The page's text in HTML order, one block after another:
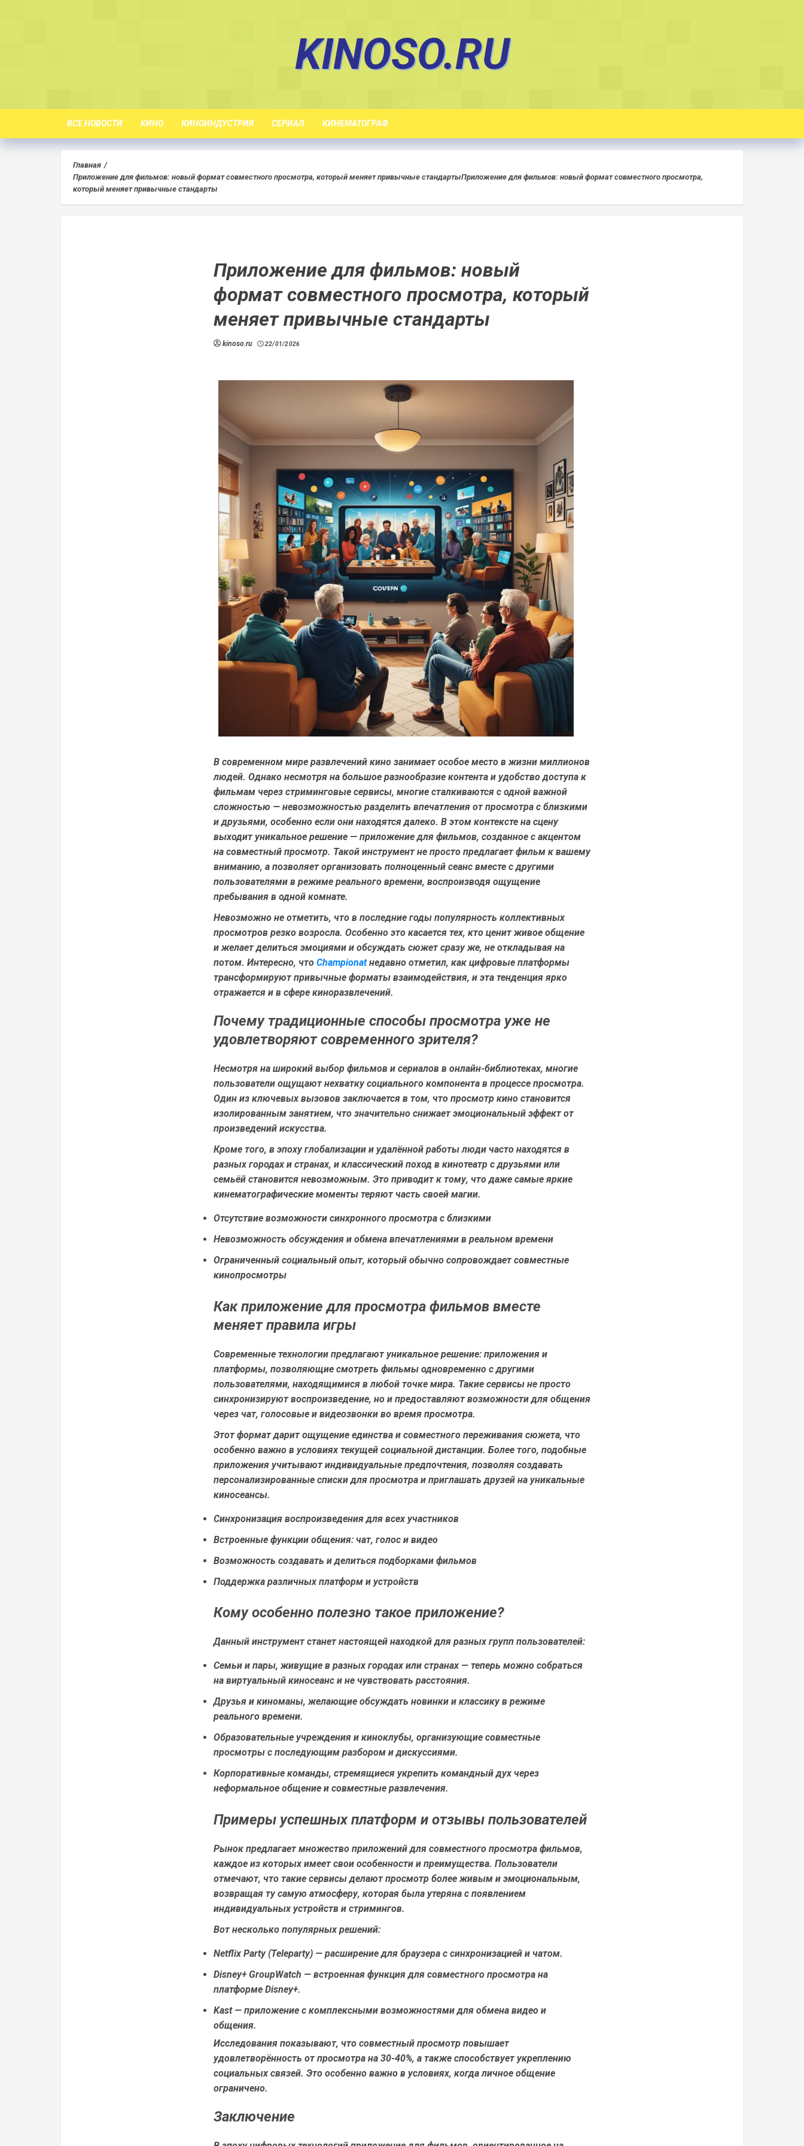
KINOSO.RU
ВСЕ НОВОСТИ КИНО КИНОИНДУСТРИЯ СЕРИАЛ КИНЕМАТОГРАФ
Главная
Приложение для фильмов: новый формат совместного просмотра, который меняет привычные стандартыПриложение для фильмов: новый формат совместного просмотра,
который меняет привычные стандарты
Приложение для фильмов: новый
формат совместного просмотра, который
меняет привычные стандарты
kinoso.ru 22/01/2026
В современном мире развлечений кино занимает особое место в жизни миллионов
людей. Однако несмотря на большое разнообразие контента и удобство доступа к
фильмам через стриминговые сервисы, многие сталкиваются с одной важной
сложностью — невозможностью разделить впечатления от просмотра с близкими
и друзьями, особенно если они находятся далеко. В этом контексте на сцену
выходит уникальное решение — приложение для фильмов, созданное с акцентом
на совместный просмотр. Такой инструмент не просто предлагает фильм к вашему
вниманию, а позволяет организовать полноценный сеанс вместе с другими
пользователями в режиме реального времени, воспроизводя ощущение
пребывания в одной комнате.
Невозможно не отметить, что в последние годы популярность коллективных
просмотров резко возросла. Особенно это касается тех, кто ценит живое общение
и желает делиться эмоциями и обсуждать сюжет сразу же, не откладывая на
потом. Интересно, что Championatнедавно отметил, как цифровые платформы
трансформируют привычные форматы взаимодействия, и эта тенденция ярко
отражается и в сфере киноразвлечений.
Почему традиционные способы просмотра уже не
удовлетворяют современного зрителя?
Несмотря на широкий выбор фильмов и сериалов в онлайн-библиотеках, многие
пользователи ощущают нехватку социального компонента в процессе просмотра.
Один из ключевых вызовов заключается в том, что просмотр кино становится
изолированным занятием, что значительно снижает эмоциональный эффект от
произведений искусства.
Кроме того, в эпоху глобализации и удалённой работы люди часто находятся в
разных городах и странах, и классический поход в кинотеатр с друзьями или
семьёй становится невозможным. Это приводит к тому, что даже самые яркие
кинематографические моменты теряют часть своей магии.
Отсутствие возможности синхронного просмотра с близкими
Невозможность обсуждения и обмена впечатлениями в реальном времени
Ограниченный социальный опыт, который обычно сопровождает совместные
кинопросмотры
Какприложение для просмотра фильмов вместе
меняет правила игры
Современные технологии предлагают уникальное решение: приложения и
платформы, позволяющие смотреть фильмы одновременно с другими
пользователями, находящимися в любой точке мира. Такие сервисы не просто
синхронизируют воспроизведение, но и предоставляют возможности для общения
через чат, голосовые и видеозвонки во время просмотра.
Этот формат дарит ощущение единства и совместного переживания сюжета, что
особенно важно в условиях текущей социальной дистанции. Более того, подобные
приложения учитывают индивидуальные предпочтения, позволяя создавать
персонализированные списки для просмотра и приглашать друзей на уникальные
киносеансы.
Синхронизация воспроизведения для всех участников
Встроенные функции общения: чат, голос и видео
Возможность создавать и делиться подборками фильмов
Поддержка различных платформ и устройств
Кому особенно полезно такое приложение?
Данный инструмент станет настоящей находкой для разных групп пользователей:
Семьи и пары, живущие в разных городах или странах — теперь можно собраться
на виртуальный киносеанс и не чувствовать расстояния.
Друзья и киноманы, желающие обсуждать новинки и классику в режиме
реального времени.
Образовательные учреждения и киноклубы, организующие совместные
просмотры с последующим разбором и дискуссиями.
Корпоративные команды, стремящиеся укрепить командный дух через
неформальное общение и совместные развлечения.
Примеры успешных платформ и отзывы пользователей
Рынок предлагает множество приложений для совместного просмотра фильмов,
каждое из которых имеет свои особенности и преимущества. Пользователи
отмечают, что такие сервисы делают просмотр более живым и эмоциональным,
возвращая ту самую атмосферу, которая была утеряна с появлением
индивидуальных устройств и стримингов.
Вот несколько популярных решений:
Netflix Party (Teleparty) — расширение для браузера с синхронизацией и чатом.
Disney+ GroupWatch — встроенная функция для совместного просмотра на
платформе Disney+.
Kast— приложение с комплексными возможностями для обмена видео и
общения.
Исследования показывают, что совместный просмотр повышает
удовлетворённость от просмотра на 30-40%, а также способствует укреплению
социальных связей. Это особенно важно в условиях, когда личное общение
ограничено.
Заключение